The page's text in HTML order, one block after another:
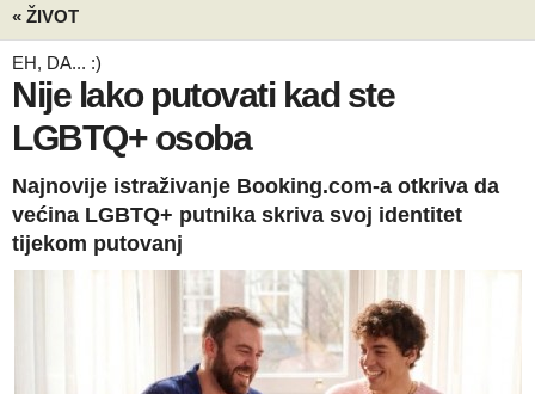
« ŽIVOT
EH, DA... :)
Nije lako putovati kad ste
LGBTQ+ osoba
Najnovije istraživanje Booking.com-a otkriva da
većina LGBTQ+ putnika skriva svoj identitet
tijekom putovanj